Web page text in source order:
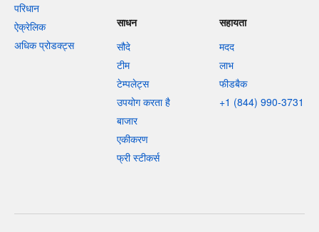
परिधान
ऐक्रेलिक
अधिक प्रोडक्ट्स
साधन
सौदे
टीम
टेम्पलेट्स
उपयोग करता है
बाजार
एकीकरण
फ्री स्टीकर्स
सहायता
मदद
लाभ
फीडबैक
+1 (844) 990-3731